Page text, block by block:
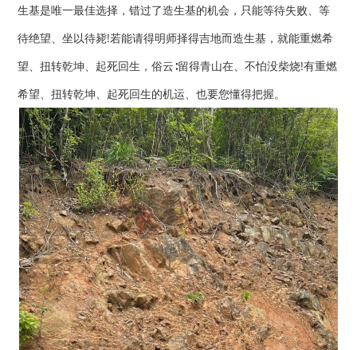
生基是唯一最佳选择，错过了造生基的机会，只能等待失败、等
待绝望、坐以待毙!若能请得明师择得吉地而造生基，就能重燃希
望、扭转乾坤、起死回生，俗云∶留得青山在、不怕没柴烧!有重燃
希望、扭转乾坤、起死回生的机运、也要您懂得把握。